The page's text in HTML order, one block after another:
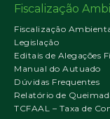
Fiscalização
Fiscalização
Legislação
Editais de Alegações
Manual do Autuado
Dúvidas Frequentes
Relatório de
TCFAAL – Taxa de